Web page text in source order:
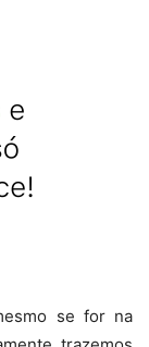
se for na